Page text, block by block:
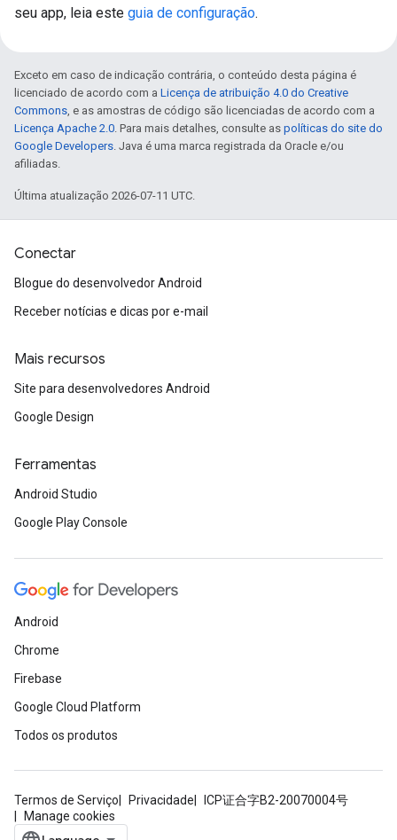
seu app, leia este guia de configuração.
Exceto em caso de indicação contrária, o conteúdo desta página é
licenciado de acordo com a Licença de atribuição 4.0 do Creative
Commons , e as amostras de código são licenciadas de acordo com a
Licença Apache 2.0 . Para mais detalhes, consulte as políticas do site do
Google Developers . Java é uma marca registrada da Oracle e/ou
afiliadas.
Última atualização 2026-07-11 UTC.
Conectar
Blogue do desenvolvedor Android
Receber notícias e dicas por e-mail
Mais recursos
Site para desenvolvedores Android
Google Design
Ferramentas
Android Studio
Google Play Console
Android
Chrome
Firebase
Google Cloud Platform
Todos os produtos
Termos de Serviço Privacidade
ICP证合字B2-20070004号
Manage cookies